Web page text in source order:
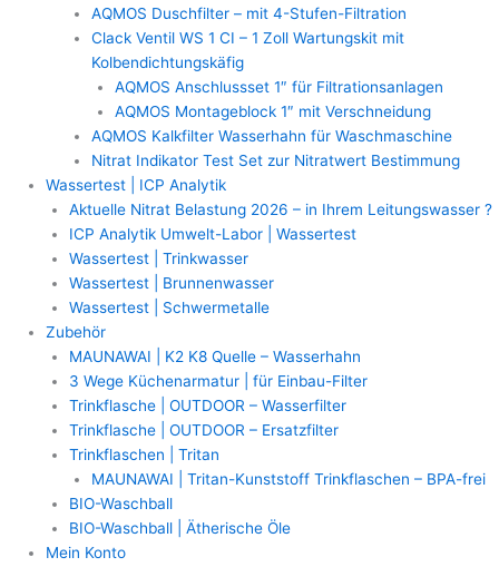
AQMOS Duschfilter – mit 4-Stufen-Filtration
Clack Ventil WS 1 CI – 1 Zoll Wartungskit mit
Kolbendichtungskäfig
AQMOS Anschlussset 1″ für Filtrationsanlagen
AQMOS Montageblock 1″ mit Verschneidung
AQMOS Kalkfilter Wasserhahn für Waschmaschine
Nitrat Indikator Test Set zur Nitratwert Bestimmung
Wassertest | ICP Analytik
Aktuelle Nitrat Belastung 2026 – in Ihrem Leitungswasser ?
ICP Analytik Umwelt-Labor | Wassertest
Wassertest | Trinkwasser
Wassertest | Brunnenwasser
Wassertest | Schwermetalle
Zubehör
MAUNAWAI | K2 K8 Quelle – Wasserhahn
3 Wege Küchenarmatur | für Einbau-Filter
Trinkflasche | OUTDOOR – Wasserfilter
Trinkflasche | OUTDOOR – Ersatzfilter
Trinkflaschen | Tritan
MAUNAWAI | Tritan-Kunststoff Trinkflaschen – BPA-frei
BIO-Waschball
BIO-Waschball | Ätherische Öle
Mein Konto